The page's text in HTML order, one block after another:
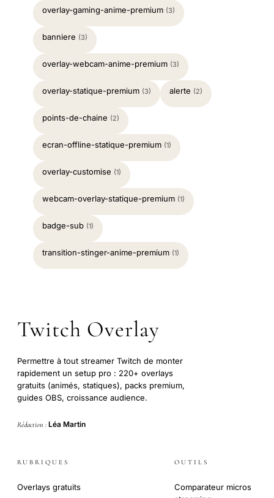
overlay-gaming-anime-premium (3)
banniere (3)
overlay-webcam-anime-premium (3)
overlay-statique-premium (3) alerte (2)
points-de-chaine (2)
ecran-offline-statique-premium (1)
overlay-customise (1)
webcam-overlay-statique-premium (1)
badge-sub (1)
transition-stinger-anime-premium (1)
Twitch Overlay
Permettre à tout streamer Twitch de monter
rapidement un setup pro : 220+ overlays
gratuits (animés, statiques), packs premium,
guides OBS, croissance audience.
Rédaction : Léa Martin
RUBRIQUES
Overlays gratuits
OUTILS
Comparateur micros